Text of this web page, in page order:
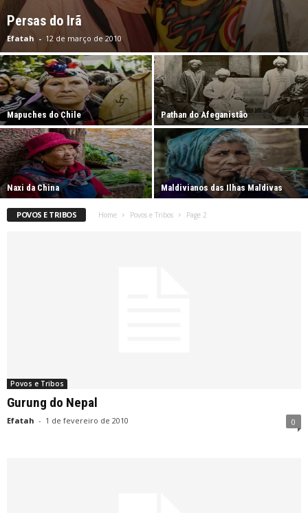
Persas do Irã
Efatah - 12 de março de 2010
Mapuches do Chile Pathan do Afeganistão
Naxi da China Maldivianos das Ilhas Maldivas
POVOS E TRIBOS Home Povos e Tribos Page 2
Povos e Tribos
Gurung do Nepal
Efatah - 1 de fevereiro de 2010 0